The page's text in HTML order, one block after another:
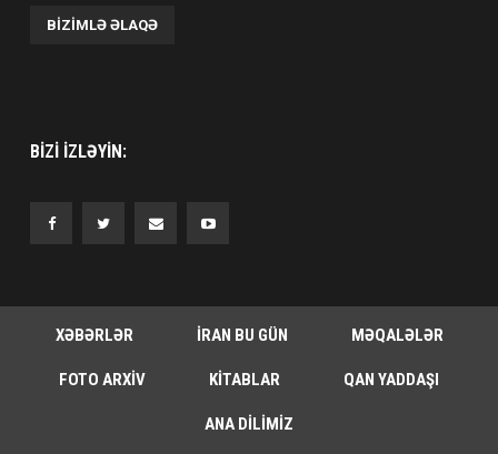
BIZIMLƏ ƏLAQƏ
BIZI IZLƏYIN:
XƏBƏRLƏR İRAN BU GÜN MƏQALƏLƏR
FOTO ARXIV KITABLAR QAN YADDAŞI
ANA DILIMIZ